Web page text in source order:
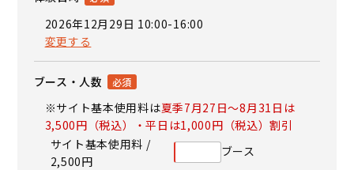
2026年12月29日 10:00-16:00
変更する
ブース・人数
※サイト基本使用料は夏季7月27日～8月31日は
3,500円（税込）・平日は1,000円（税込）割引
サイト基本使用料 /
2,500円
ブース